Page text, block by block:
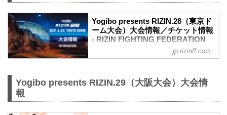
・キックボクシングルール、またはボク
シングルールに準じたスタンディングル
ール
Yogibo presents RIZIN.28（東京ド
ーム大会）大会情報／チケット情報
- RIZIN FIGHTING FEDERATION
のお知らせ
席→A席に変更となりました。
jp.rizinff.com
Yogibo presents RIZIN.29（大阪大会）大会情
報